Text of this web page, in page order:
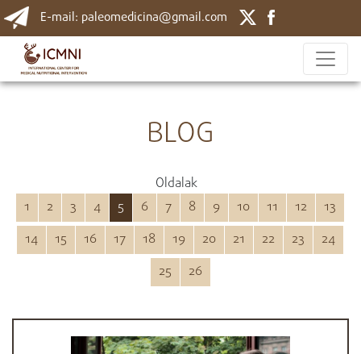
E-mail: paleomedicina@gmail.com
BLOG
Oldalak
1
2 3 4 5 6 7 8 9 10 11 12
13
14
15 16 17 18 19 20 21 22 23
24
25
26